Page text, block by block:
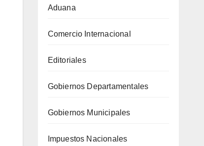
Aduana
Comercio Internacional
Editoriales
Gobiernos Departamentales
Gobiernos Municipales
Impuestos Nacionales